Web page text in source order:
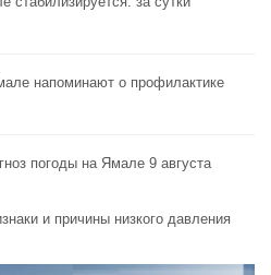
напоминают o профилактике
погоды на Ямале 9 августа
и причины низкого давления